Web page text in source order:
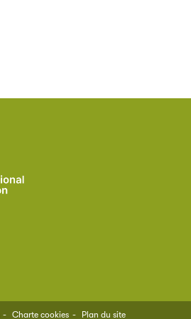
Charte cookies Plan du site